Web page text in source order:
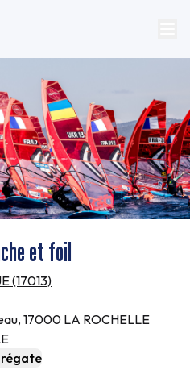
et foil
(17013)
17000 LA ROCHELLE
régate